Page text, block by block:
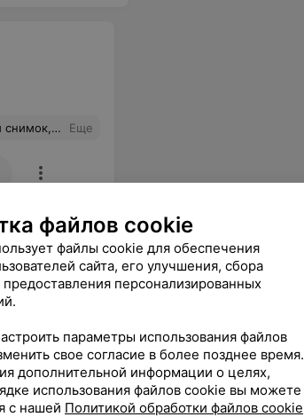
за диском! Спасибо! Еще
здравоохранения.
файлов cookie
файлы cookie для обеспечения
сайта, его улучшения, сбора
предоставления персонализированных
параметры использования файлов
свое согласие в более позднее время.
дополнительной информации о целях,
использования файлов cookie вы можете
с нашей Политикой обработки файлов cookie